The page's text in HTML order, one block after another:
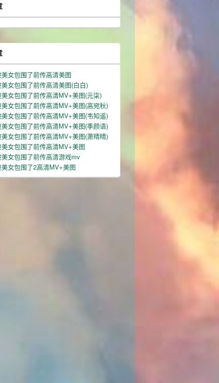
),
女包围了前传高清美图
女包围了前传高清美图(白白)
女包围了前传高清MV+美图(元柒)
女包围了前传高清MV+美图(高宛秋)
女包围了前传高清MV+美图(韦知遥)
女包围了前传高清MV+美图(季颜语)
女包围了前传高清MV+美图(萧晴晴)
女包围了前传高清MV+美图
女包围了前传高清游戏mv
女包围了2高清MV+美图